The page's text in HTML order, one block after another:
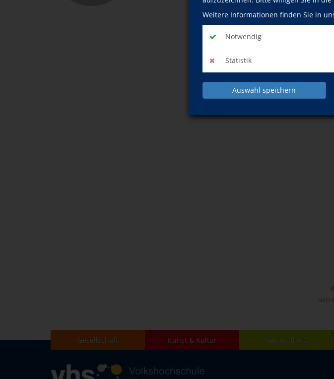
Weitere Informationen finden Sie in
Notwendig
Statistik
Auswahl speichern
Gesellschaft Kunst & Kultur Gesundheit